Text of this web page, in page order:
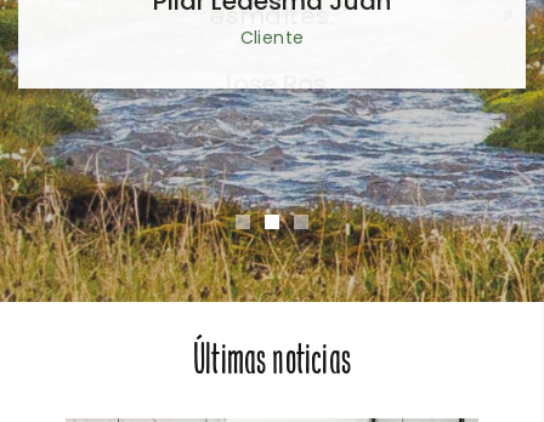
Cliente
Últimas noticias